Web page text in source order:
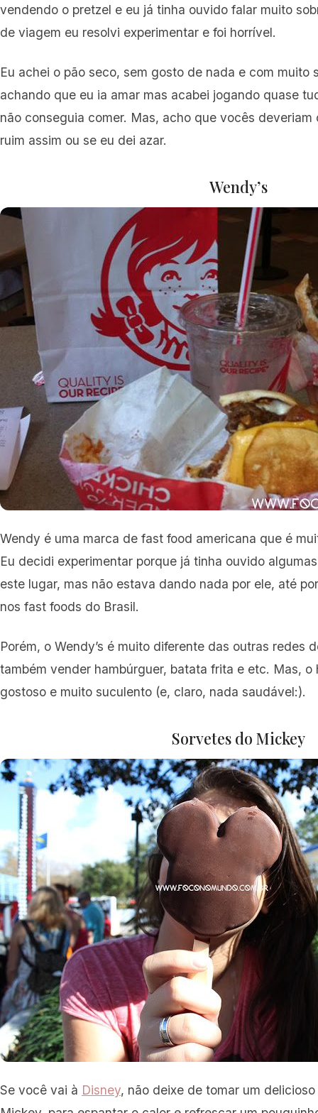
vendendo o pretzel e eu já tinha ouvido falar muito
de viagem eu resolvi experimentar e foi horrível.
Eu achei o pão seco, sem gosto de nada e com muito
achando que eu ia amar mas acabei jogando quase
não conseguia comer. Mas, acho que vocês
ruim assim ou se eu dei azar.
Wendy’s
Wendy é uma marca de fast food americana que é
Eu decidi experimentar porque já tinha ouvido
este lugar, mas não estava dando nada por ele, até
nos fast foods do Brasil.
Porém, o Wendy’s é muito diferente das outras redes
também vender hambúrguer, batata frita e etc. Mas, o
gostoso e muito suculento (e, claro, nada saudável:).
Sorvetes do Mickey
Se você vai à Disney, não deixe de tomar um